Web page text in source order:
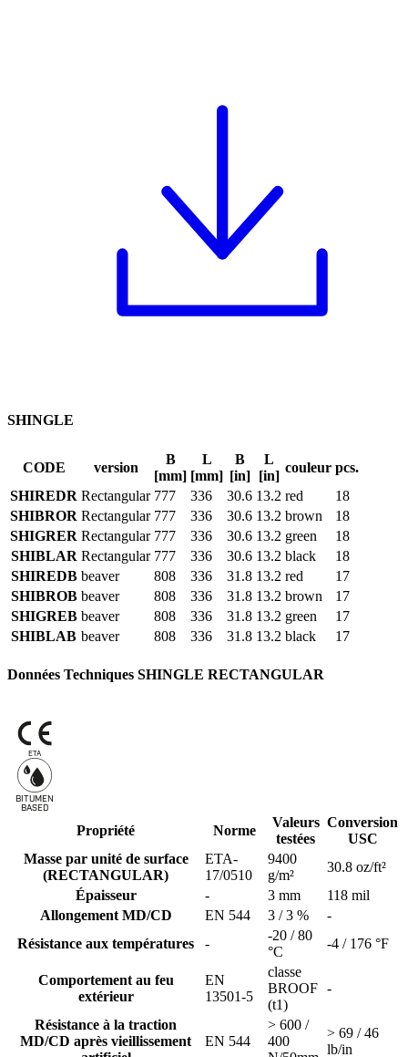
SHINGLE
CODE version
B
[mm]
L
[mm]
B
[in]
L
[in]
couleur pcs.
SHIREDR Rectangular 777 336 30.6 13.2 red
18
SHIBROR Rectangular 777 336 30.6 13.2 brown
18
SHIGRER Rectangular 777 336 30.6 13.2 green
18
SHIBLAR Rectangular 777 336 30.6 13.2 black
18
SHIREDB beaver 808 336 31.8 13.2 red
17
SHIBROB beaver 808 336 31.8 13.2 brown
17
SHIGREB beaver 808 336 31.8 13.2 green
17
SHIBLAB beaver 808 336 31.8 13.2 black 17
Données Techniques SHINGLE RECTANGULAR
ETA
BITUMEN
BASED
Propriété Norme
Valeurs
testées
Conversion
USC
Masse par unité de surface
(RECTANGULAR)
ETA-
17/0510
9400
g/m²
30.8 oz/ft²
Épaisseur
- 3 mm
118 mil
Allongement MD/CD
EN 544 3 / 3 %
-
Résistance aux températures
-
-20 / 80
°C
-4 / 176 °F
Comportement au feu
extérieur
EN
13501-5
classe
BROOF
(t1)
-
Résistance à la traction
MD/CD après vieillissement
EN 544
> 600 /
400
> 69 / 46
lb/in